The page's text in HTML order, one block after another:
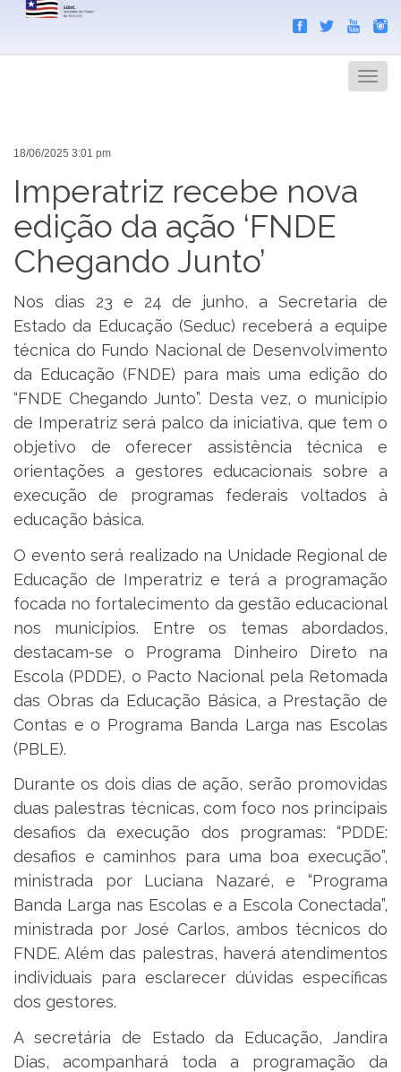
Menu
18/06/2025 3:01 pm
Imperatriz recebe nova
edição da ação ‘FNDE
Chegando Junto’
Nos dias 23 e 24 de junho, a Secretaria de
Estado da Educação (Seduc) receberá a equipe
técnica do Fundo Nacional de Desenvolvimento
da Educação (FNDE) para mais uma edição do
“FNDE Chegando Junto”. Desta vez, o município
de Imperatriz será palco da iniciativa, que tem o
objetivo de oferecer assistência técnica e
orientações a gestores educacionais sobre a
execução de programas federais voltados à
educação básica.
O evento será realizado na Unidade Regional de
Educação de Imperatriz e terá a programação
focada no fortalecimento da gestão educacional
nos municípios. Entre os temas abordados,
destacam-se o Programa Dinheiro Direto na
Escola (PDDE), o Pacto Nacional pela Retomada
das Obras da Educação Básica, a Prestação de
Contas e o Programa Banda Larga nas Escolas
(PBLE).
Durante os dois dias de ação, serão promovidas
duas palestras técnicas, com foco nos principais
desafios da execução dos programas: “PDDE:
desafios e caminhos para uma boa execução”,
ministrada por Luciana Nazaré, e “Programa
Banda Larga nas Escolas e a Escola Conectada”,
ministrada por José Carlos, ambos técnicos do
FNDE. Além das palestras, haverá atendimentos
individuais para esclarecer dúvidas específicas
dos gestores.
A secretária de Estado da Educação, Jandira
Dias, acompanhará toda a programação da